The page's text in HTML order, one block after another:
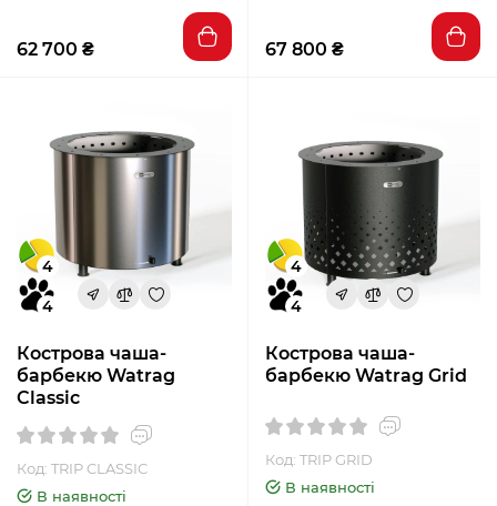
62 700 ₴ 67 800 ₴
4
4
Кострова чаша-
барбекю Watrag
Classic
Код: TRIP CLASSIC
В наявності
4
4
Кострова чаша-
барбекю Watrag Grid
Код: TRIP GRID
В наявності